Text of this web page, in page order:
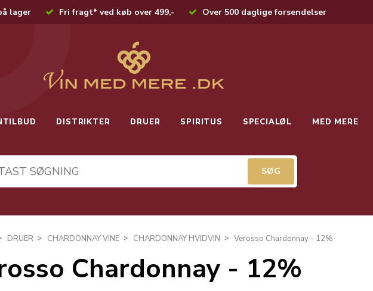
lager Fri fragt* ved køb over 499,- Over 500 daglige forsendelser
DISTRIKTER DRUER SPIRITUS SPECIALØL MED MERE
DRUER CHARDONNAY VINE CHARDONNAY HVIDVIN Verosso Chardonnay - 12%
Chardonnay - 12%